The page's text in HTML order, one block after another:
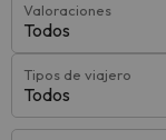
Valoraciones
Todos
Tipos de viajero
Todos